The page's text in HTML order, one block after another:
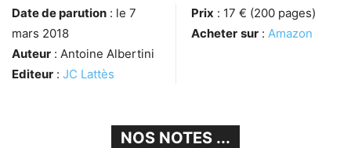
Date de parution : le 7
mars 2018
Auteur : Antoine Albertini
Editeur : JC Lattès
Prix : 17 € (200 pages)
Acheter sur : Amazon
NOS NOTES ...